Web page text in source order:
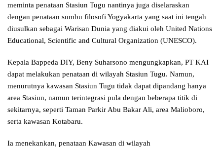
meminta penataan Stasiun Tugu nantinya juga diselaraskan
dengan penataan sumbu filosofi Yogyakarta yang saat ini tengah
diusulkan sebagai Warisan Dunia yang diakui oleh United Nations
Educational, Scientific and Cultural Organization (UNESCO).
Kepala Bappeda DIY, Beny Suharsono mengungkapkan, PT KAI
dapat melakukan penataan di wilayah Stasiun Tugu. Namun,
menurutnya kawasan Stasiun Tugu tidak dapat dipandang hanya
area Stasiun, namun terintegrasi pula dengan beberapa titik di
sekitarnya, seperti Taman Parkir Abu Bakar Ali, area Malioboro,
serta kawasan Kotabaru.
Ia menekankan, penataan Kawasan di wilayah